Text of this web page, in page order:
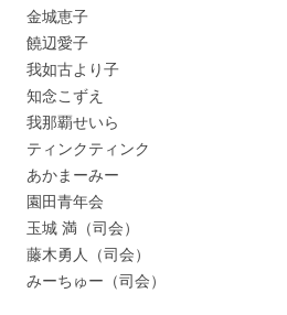
金城恵子
饒辺愛子
我如古より子
知念こずえ
我那覇せいら
ティンクティンク
あかまーみー
園田青年会
玉城 満（司会）
藤木勇人（司会）
みーちゅー（司会）